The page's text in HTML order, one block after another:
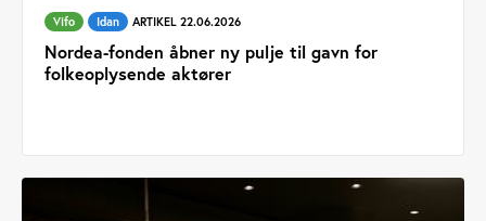
Vifo Idan ARTIKEL 22.06.2026
Nordea-fonden åbner ny pulje til gavn for
folkeoplysende aktører